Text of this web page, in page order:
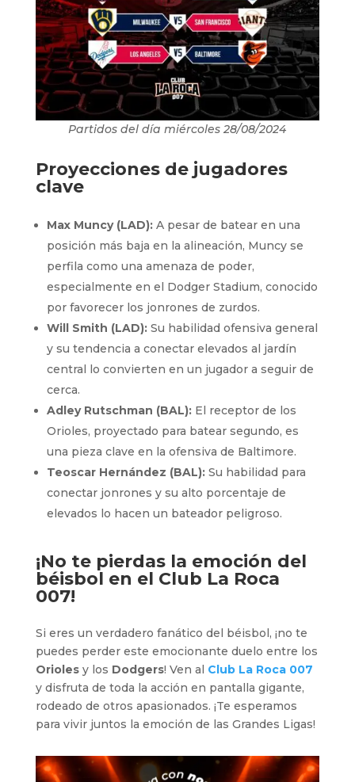
Partidos del día miércoles 28/08/2024
Proyecciones de jugadores
clave
Max Muncy (LAD):A pesar de batear en una
posición más baja en la alineación, Muncy se
perfila como una amenaza de poder,
especialmente en el Dodger Stadium, conocido
por favorecer los jonrones de zurdos.
Will Smith (LAD):Su habilidad ofensiva general
y su tendencia a conectar elevados al jardín
central lo convierten en un jugador a seguir de
cerca.
Adley Rutschman (BAL):El receptor de los
Orioles, proyectado para batear segundo, es
una pieza clave en la ofensiva de Baltimore.
Teoscar Hernández (BAL):Su habilidad para
conectar jonrones y su alto porcentaje de
elevados lo hacen un bateador peligroso.
¡No te pierdas la emoción del
béisbol en el Club La Roca
007!
Si eres un verdadero fanático del béisbol, ¡no te
puedes perder este emocionante duelo entre los
Oriolesy los Dodgers! Ven al Club La Roca 007
y disfruta de toda la acción en pantalla gigante,
rodeado de otros apasionados. ¡Te esperamos
para vivir juntos la emoción de las Grandes Ligas!